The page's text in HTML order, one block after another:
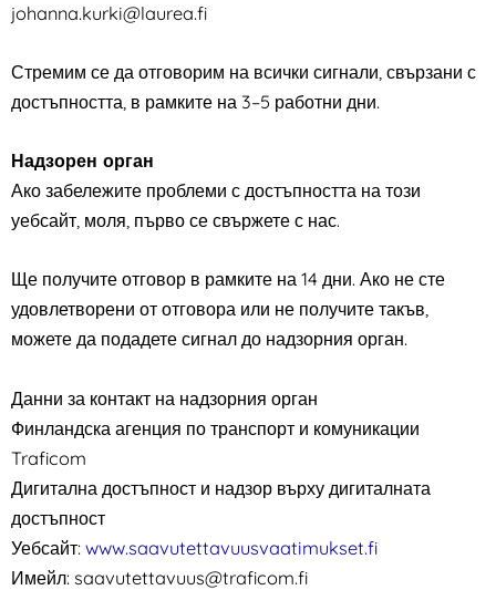
johanna.kurki@laurea.fi
Стремим се да отговорим на всички сигнали, свързани с
достъпността, в рамките на 3–5 работни дни.
Надзорен орган
Ако забележите проблеми с достъпността на този
уебсайт, моля, първо се свържете с нас.
Ще получите отговор в рамките на 14 дни. Ако не сте
удовлетворени от отговора или не получите такъв,
можете да подадете сигнал до надзорния орган.
Данни за контакт на надзорния орган
Финландска агенция по транспорт и комуникации
Traficom
Дигитална достъпност и надзор върху дигиталната
достъпност
Уебсайт: www.saavutettavuusvaatimukset.fi
Имейл: saavutettavuus@traficom.fi